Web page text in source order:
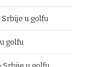
u golfu
golfu